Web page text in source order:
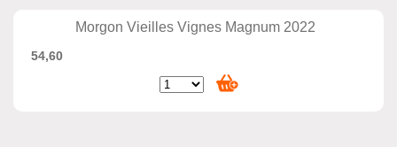
Morgon Vieilles Vignes Magnum 2022
54,60